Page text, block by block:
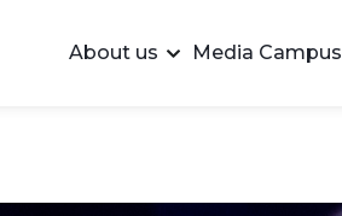
About us Media Campus